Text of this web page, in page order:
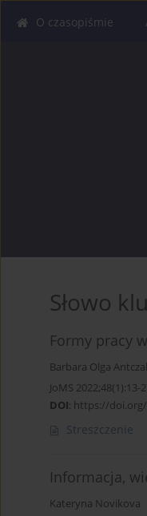
O czasopiśmie
Słowo
Formy pracy
Barbara Olga
JoMS 2022;48(1):13-
DOI: https://doi.org/
Streszczenie
Informacja,
Kateryna Novikova